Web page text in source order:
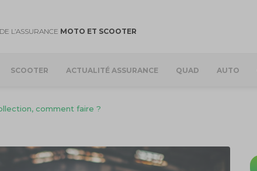
DE L’ASSURANCE MOTO ET SCOOTER
SCOOTER ACTUALITÉ ASSURANCE QUAD AUTO
comment faire ?